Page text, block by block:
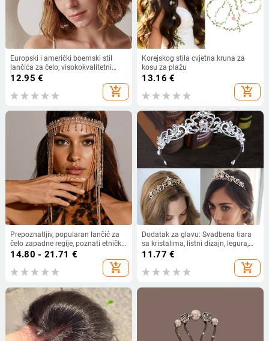
Europski i američki boemski stil
lančića za čelo, visokokvalitetni
dodaci za kosu, ukras za kosu u
etničkom stilu, lančić za kosu
12.95 €
add_shopping_cart
Korejskog stila cvjetna kruna za
kosu za plažu
13.16 €
add_shopping_cart
Prepoznatljiv, popularan lančić za
čelo zapadne regije, poznati etnički
stil, traka za kosu s rhinestone
resicama, pokrivalo za glavu za
žene
14.80 - 21.71 €
add_shopping_cart
Dodatak za glavu: Svadbena tiara
sa kristalima, listni dizajn, legura,
bijeli kristal, elektroplating,
11.77 €
add_shopping_cart